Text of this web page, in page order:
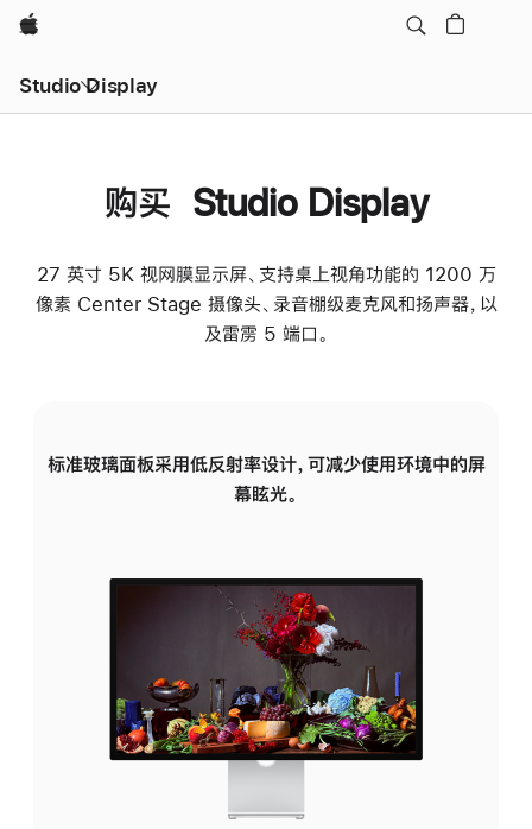
Apple
Studio Display
购买 Studio Display
27 英寸 5K 视网膜显示屏、支持桌上视角功能的 1200 万
像素 Center Stage 摄像头、录音棚级麦克风和扬声器，以
及雷雳 5 端口。
标准玻璃面板采用低反射率设计，可减少使用环境中的屏
幕眩光。